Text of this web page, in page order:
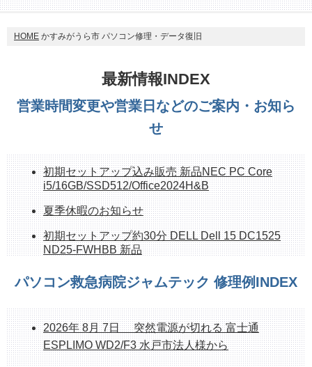
HOME かすみがうら市 パソコン修理・データ復旧
最新情報INDEX
営業時間変更や営業日などのご案内・お知ら
せ
初期セットアップ込み販売 新品NEC PC Core
i5/16GB/SSD512/Office2024H&B
夏季休暇のお知らせ
初期セットアップ約30分 DELL Dell 15 DC1525
ND25-FWHBB 新品
持ち帰れます！ NEC PC-GE33EJYA2 512GB
SSD、16G、OfficeH&B
ホームページシステム更新作業中のお知らせ
整備済み中古デスクトップPC 販売中 富士通
ESPLIMO D586/M
パソコン救急病院ジャムテック 修理例INDEX
2026年 8月 7日 突然電源が切れる 富士通
ESPLIMO WD2/F3 水戸市法人様から